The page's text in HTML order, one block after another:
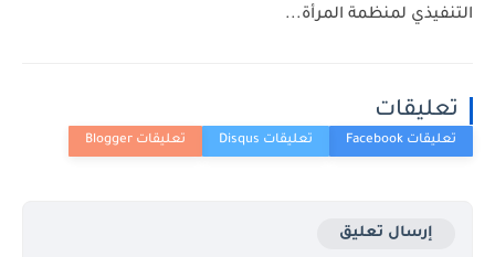
التنفيذي لمنظمة المرأة...
تعليقات
إرسال تعليق